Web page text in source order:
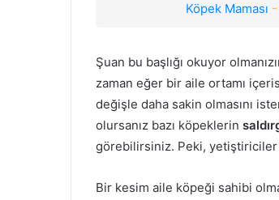
Köpek Maması -
Şuan bu başlığı okuyor
zaman eğer bir aile ortamı
değişle daha sakin olmasını
olursanız bazı köpeklerin
görebilirsiniz. Peki,
Bir kesim aile köpeği sahibi